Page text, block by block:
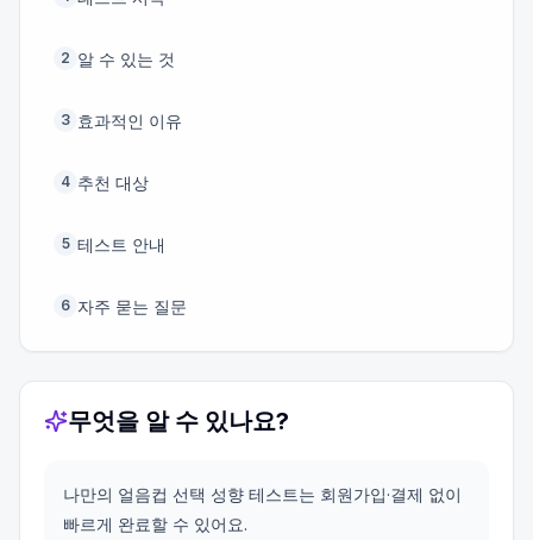
2 알 수 있는 것
3 효과적인 이유
4 추천 대상
5 테스트 안내
6 자주 묻는 질문
무엇을 알 수 있나요?
나만의 얼음컵 선택 성향 테스트는 회원가입·결제 없이
빠르게 완료할 수 있어요.